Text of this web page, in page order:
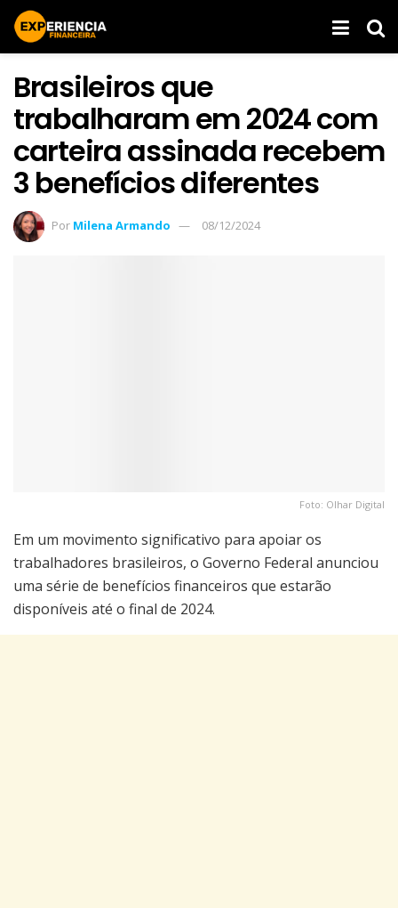
Brasileiros que
trabalharam em 2024 com
carteira assinada recebem
3 benefícios diferentes
Por Milena Armando 08/12/2024
Foto: Olhar Digital
Em um movimento significativo para apoiar os
trabalhadores brasileiros, o Governo Federal anunciou
uma série de benefícios financeiros que estarão
disponíveis até o final de 2024.